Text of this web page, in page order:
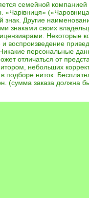
семейной компанией
«Чарівниця»
знак. Другие
знаками своих
Некоторые
воспроизведение
персональные
отличаться от
небольших
подборе ниток.
(сумма заказа должна